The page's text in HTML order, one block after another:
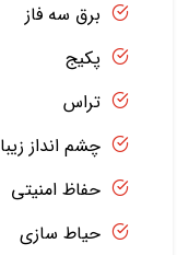
برق سه فاز
پکیج
تراس
چشم انداز زیبا
حفاظ امنیتی
حیاط سازی